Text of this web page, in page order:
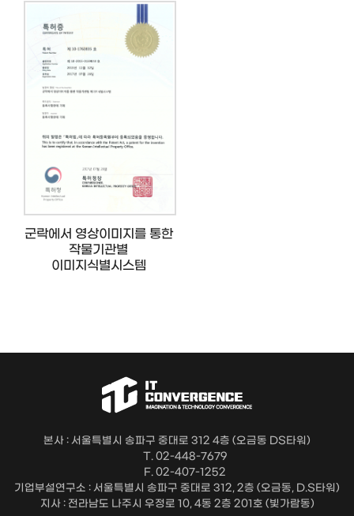
군락에서 영상이미지를 통한
작물기관별
이미지식별시스템
본사 : 서울특별시 송파구 중대로 312 4층 (오금동 DS타워)
T. 02-448-7679
F. 02-407-1252
기업부설연구소 : 서울특별시 송파구 중대로 312, 2층 (오금동, D.S타워)
지사 : 전라남도 나주시 우정로 10, 4동 2층 201호 (빛가람동)